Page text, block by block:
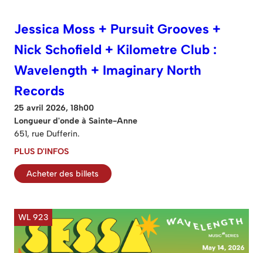
Jessica Moss + Pursuit Grooves +
Nick Schofield + Kilometre Club :
Wavelength + Imaginary North
Records
25 avril 2026, 18h00
Longueur d'onde à Sainte-Anne
651, rue Dufferin.
PLUS D'INFOS
Acheter des billets
WL 923